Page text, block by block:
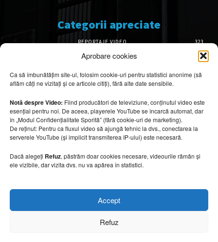
Aprobare cookies
Ca să îmbunătățim site-ul, folosim cookie-uri pentru statistici anonime (să
aflăm câți ne vizitați și ce articole citiți), fără alte date sensibile.
Notă despre Video: Fiind producători de televiziune, conținutul video este
esențial pentru noi. De aceea, playerele YouTube se încarcă automat, dar
în „Modul Confidențialitate Sporită” (fără cookie-uri de marketing).
De reținut: Pentru ca fluxul video să ajungă tehnic la dvs., conectarea la
serverele YouTube (și implicit transmiterea IP-ului) este necesară.
Dacă alegeți Refuz, păstrăm doar cookies necesare, videourile rămân și
ele vizibile, dar vizita dvs. nu va apărea în statistici.
Accept
Refuz
Categorii apreciate
REPORTAJE VIDEO
323
AMENAJĂRI INTERIOARE
126
DESIGN INTERIOR
64
ARHITECTURĂ & DESIGN
OPINII & ANALIZE
43
Articole recomandate
Cele mai impresionante cabane moderne
7 august 2026
Ouse Valley Viaduct, construcția care
7 august 2026